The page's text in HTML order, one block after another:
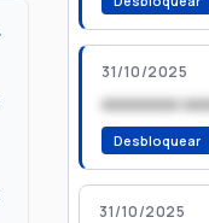
31/10/2025
xxxxxxxx
Desbloquear
31/10/2025